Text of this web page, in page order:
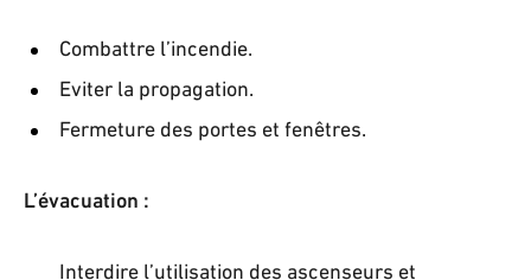
Combattre l’incendie.
Eviter la propagation.
Fermeture des portes et fenêtres.
L’évacuation :
Interdire l’utilisation des ascenseurs et